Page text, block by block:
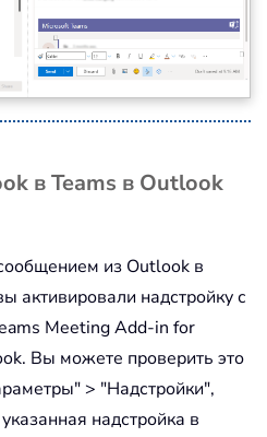
в Teams в Outlook
из Outlook в
активировали надстройку с
Meeting Add-in for
Вы можете проверить это
> "Надстройки",
надстройка в